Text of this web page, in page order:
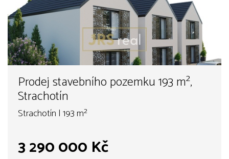
Prodej stavebního pozemku 193 m²,
Strachotín
Strachotín | 193 m²
3 290 000 Kč